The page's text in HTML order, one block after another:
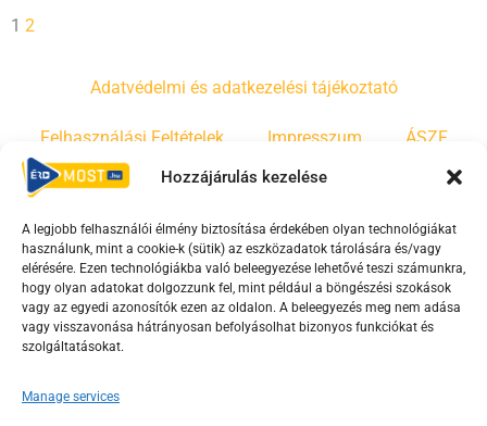
Hozzájárulás kezelése
A legjobb felhasználói élmény biztosítása érdekében olyan technológiákat
használunk, mint a cookie-k (sütik) az eszközadatok tárolására és/vagy
elérésére. Ezen technológiákba való beleegyezése lehetővé teszi számunkra,
hogy olyan adatokat dolgozzunk fel, mint például a böngészési szokások
vagy az egyedi azonosítók ezen az oldalon. A beleegyezés meg nem adása
vagy visszavonása hátrányosan befolyásolhat bizonyos funkciókat és
szolgáltatásokat.
Manage services
1 2
Adatvédelmi és adatkezelési tájékoztató
Felhasználási Feltételek Impresszum ÁSZF
Irányelvek Moderálási szabályzat
F
a
c
e
o
Y
o
u
t
b
T
i
k